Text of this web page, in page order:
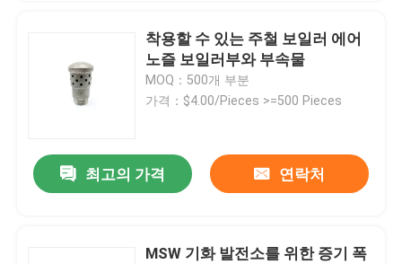
착용할 수 있는 주철 보일러 에어
노즐 보일러부와 부속물
MOQ：500개 부분
가격：$4.00/Pieces >=500 Pieces
최고의 가격 연락처
MSW 기화 발전소를 위한 증기 폭